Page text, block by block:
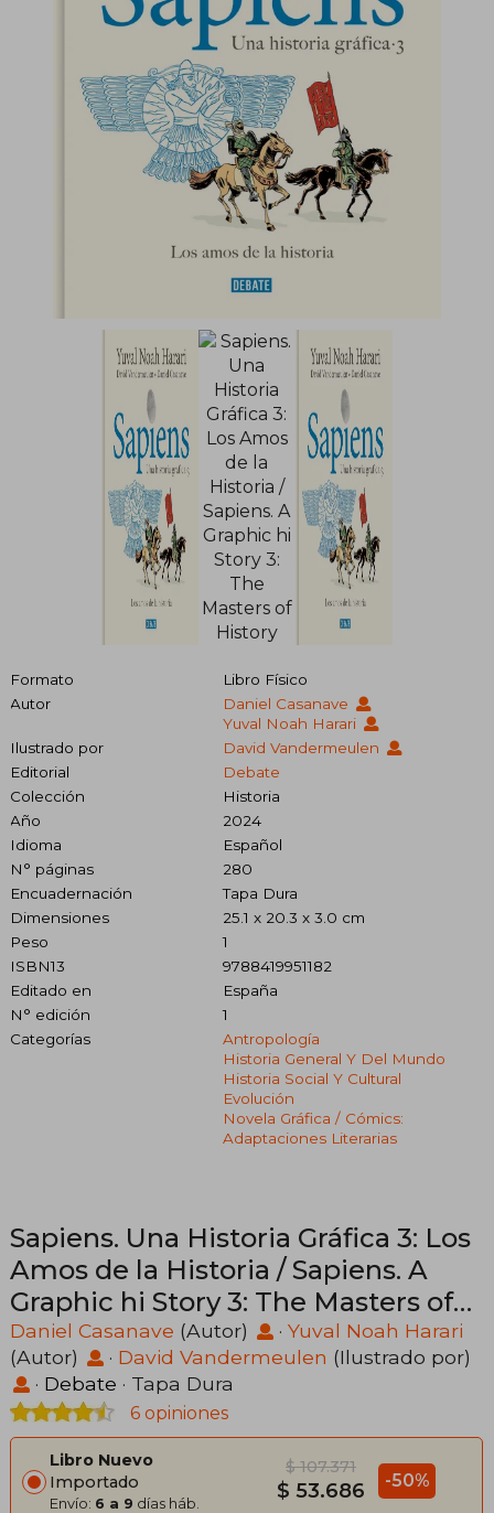
Formato
Libro Físico
Autor
Daniel Casanave
Yuval Noah Harari
Ilustrado por
David Vandermeulen
Editorial
Debate
Colección
Historia
Año
2024
Idioma
Español
N° páginas
280
Encuadernación
Tapa Dura
Dimensiones
25.1 x 20.3 x 3.0 cm
Peso
1
ISBN13
9788419951182
Editado en
España
N° edición
1
Categorías
Antropología
Historia General Y Del Mundo
Historia Social Y Cultural
Evolución
Novela Gráfica / Cómics:
Adaptaciones Literarias
Sapiens. Una Historia Gráfica 3: Los
Amos de la Historia / Sapiens. A
Graphic hi Story 3: The Masters of
History
Daniel Casanave (Autor) · Yuval Noah Harari
(Autor)
· David Vandermeulen (Ilustrado por)
· Debate · Tapa Dura
6 opiniones
Libro Nuevo
Importado
Envío: 6 a 9 días háb.
$ 107.371
$ 53.686 -50%